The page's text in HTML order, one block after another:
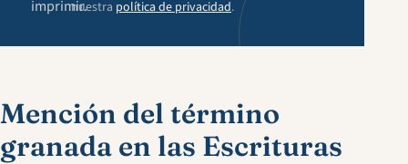
imprimir.nuestra política de privacidad.
Mención del término
granada en las Escrituras